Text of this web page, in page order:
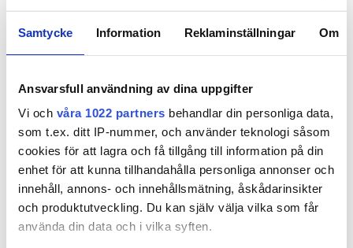
Samtycke Information Reklaminställningar Om
Ansvarsfull användning av dina uppgifter
Vi och våra 1022 partners behandlar din personliga data,
som t.ex. ditt IP-nummer, och använder teknologi såsom
cookies för att lagra och få tillgång till information på din
enhet för att kunna tillhandahålla personliga annonser och
innehåll, annons- och innehållsmätning, åskådarinsikter
och produktutveckling. Du kan själv välja vilka som får
använda din data och i vilka syften.
1 395,00 kr
Expressfrakt möjlig
LÄGG I VARUKORGEN